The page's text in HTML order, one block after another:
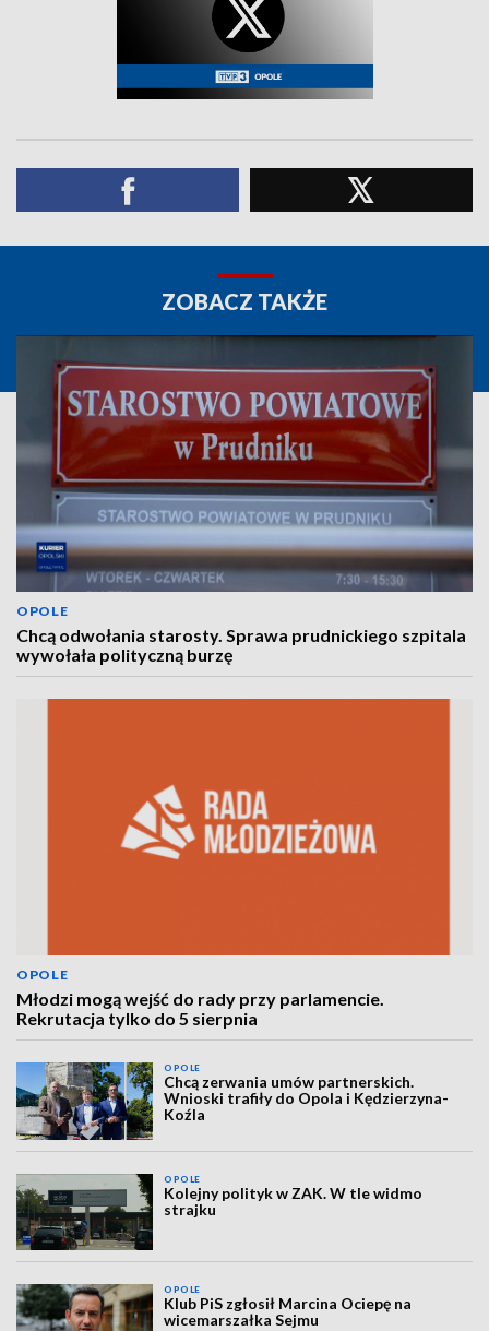
ZOBACZ TAKŻE
OPOLE
Chcą odwołania starosty. Sprawa prudnickiego szpitala
wywołała polityczną burzę
OPOLE
Młodzi mogą wejść do rady przy parlamencie.
Rekrutacja tylko do 5 sierpnia
OPOLE
Chcą zerwania umów partnerskich.
Wnioski trafiły do Opola i Kędzierzyna-
Koźla
OPOLE
Kolejny polityk w ZAK. W tle widmo
strajku
OPOLE
Klub PiS zgłosił Marcina Ociepę na
wicemarszałka Sejmu